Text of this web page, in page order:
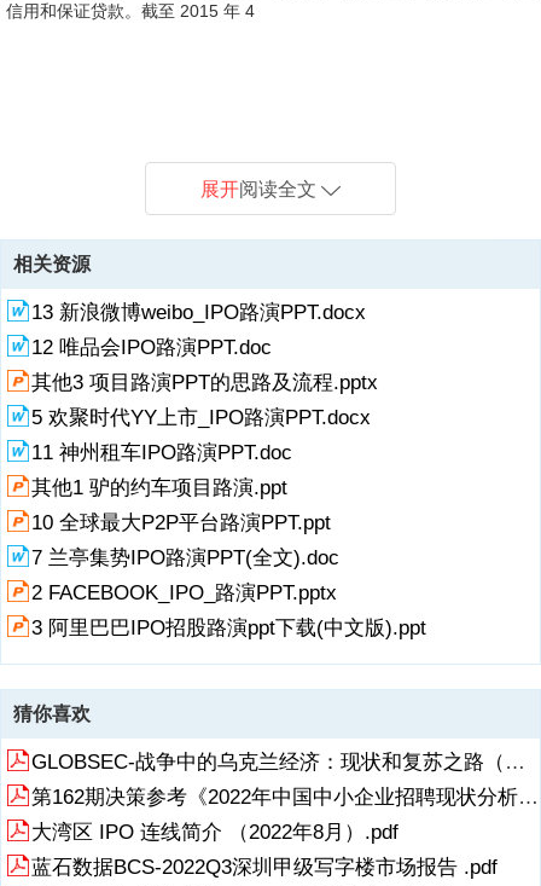
信用和保证贷款。截至 2015 年 4
各承包方的代为扣款或保证能力下降，汇丰小贷公司的信贷安全将得不
要求银行
发展会因此受到不利影响。（七）资本短缺风险（七）资本短缺风险 根
据关于小额贷款公司试点的指导意见（银监发200823 号）规定，小额
贷款公司从银行业金融机构获得融入资金的余额，不得超过资本净额的
于小额贷款公司业务对资金的需求量大，业务发展很大程度上受到资本
式流程没有成文规范，内部控制与管理不尽规范，所以资料缺乏会对信
司的尽职调查无法完全保证发现所有重大资料及察觉客户的欺骗行为，
将对公司的业务、财务状况、经营业绩及前景
包方的项目经理个人，若该地区客户所从事的建筑行业出现信用风险或
行业衰退，将会增加公司不良贷款的比例，对公司贷款状况、资产情况
和经营业绩造成重大不利影响。公司客户中自然人比例占 100%，虽然
项，但公司将贷款汇入自然人账户仍会存在贷款安全的不确定风险。
大依赖风险 虽然公司 2013
的承包方的项目经理，同时，为增强风险控制措施，保证贷款安全，公
经理的款项中直接将其所欠的本金及利息直接汇入汇丰小贷公司账户，
充分保证了贷款的安全性。因此，公司业务开展和风险控制存在对关联
方的重大依赖风
分别为 21,000,000.00 元、30,000,000.00 元、25,000,000.00 元，公
司外部融资具有一定的波动性。同时，商业银行对小额贷款公司的信贷
政策不断收紧，也会加大公司获取外部融资的难度。若未来商业银行的
使用的发放贷款及垫款的金额减少，从而导致利息收入与利润有下降的
人民政府办公室关于小额贷款公司优惠政策有关问题的会议纪常德市
所得税、营业税有关奖励政策自 2012 年起连续实行 3 年。根据常德市
企业，时间为自 2012 年起 3 年。报告期内，公司报告期内取得的非经
常性损益净额分别为 165,645.52 元、1,007,618.29 元、7,605.61 元，
占同期公司实现净利润比例分别为 1.92%、1
策到期后出现变化，将对公司经营业绩造成一定影响。（十三）公司办
公用房依赖股东风险（十三）公司办公用房依赖股东风险 公司无自有房
产，2012 年 9 月成立后，为支持公司业务发展，公司主发起人经投集
始，公司与经投集团子公司湖南泰达置业有限公司签署办公楼物业租赁
400 平米办公楼，年租赁费用 10,000元，租赁价格低于市场公允价
格。公司存在办公用房依赖股东的风险。常德市柳叶湖汇丰小额贷款股
份有限公司 公开转让说明书 8 目目 录录 第一节第一节 公司基本情况公
司基本情况.10 一、基本情况.10 二、股份挂牌情况.10 三、公司股东及
股权变动情况.13 四、公司董事、监事、高级管理人员基本情况.18
五、最近两年一期的主要会计数据和财务指标和监管指标.23 六、本次
挂牌的有关机构情况.29 第二节公司业务第二节公司业务.31 一、公司
主营业务情况.31 二、公司组织结构、机
展开阅读全文
相关资源
13 新浪微博weibo_IPO路演PPT.docx
12 唯品会IPO路演PPT.doc
其他3 项目路演PPT的思路及流程.pptx
5 欢聚时代YY上市_IPO路演PPT.docx
11 神州租车IPO路演PPT.doc
其他1 驴的约车项目路演.ppt
10 全球最大P2P平台路演PPT.ppt
7 兰亭集势IPO路演PPT(全文).doc
2 FACEBOOK_IPO_路演PPT.pptx
3 阿里巴巴IPO招股路演ppt下载(中文版).ppt
猜你喜欢
GLOBSEC-战争中的乌克兰经济：现状和复苏之路（英）-2022-76页.pdf
第162期决策参考《2022年中国中小企业招聘现状分析》.pdf
大湾区 IPO 连线简介 （2022年8月）.pdf
蓝石数据BCS-2022Q3深圳甲级写字楼市场报告 .pdf